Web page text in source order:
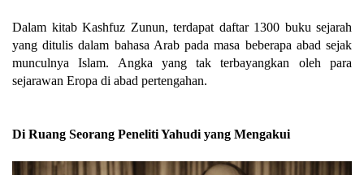
Dalam kitab Kashfuz Zunun, terdapat daftar 1300 buku sejarah
yang ditulis dalam bahasa Arab pada masa beberapa abad sejak
munculnya Islam. Angka yang tak terbayangkan oleh para
sejarawan Eropa di abad pertengahan.
Di Ruang Seorang Peneliti Yahudi yang Mengakui